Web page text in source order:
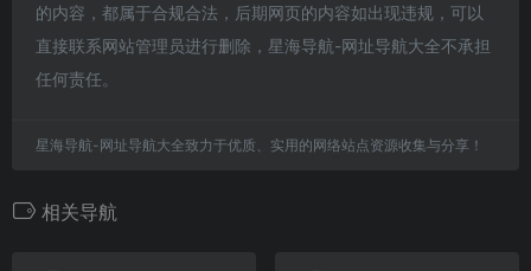
的内容，都属于合规合法，后期网页的内容如出现违规，可以
直接联系网站管理员进行删除，星海导航-网址导航大全不承担
任何责任。
星海导航-网址导航大全致力于优质、实用的网络站点资源收集与分享！
相关导航